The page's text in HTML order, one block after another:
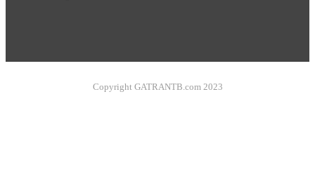
Copyright GATRANTB.com 2023